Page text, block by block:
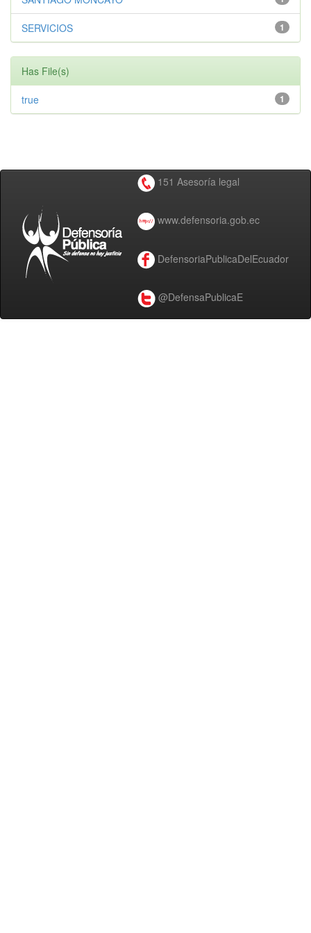
1
SERVICIOS
Has File(s)
1
true
151 Asesoría legal
www.defensoria.gob.ec
DefensoriaPublicaDelEcuador
@DefensaPublicaE